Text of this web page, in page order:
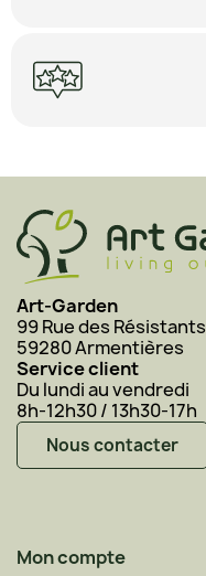
Art-Garden
99 Rue des Résistants
59280 Armentières
Service client
Du lundi au vendredi
8h-12h30 / 13h30-17h
Nous contacter
Mon compte